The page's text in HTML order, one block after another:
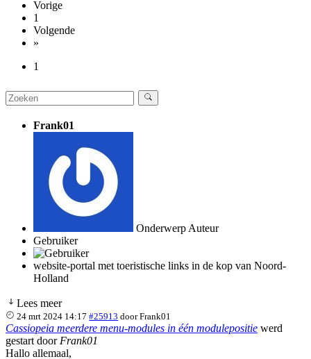
Vorige
1
Volgende
»
1
Frank01
Onderwerp Auteur
Gebruiker
website-portal met toeristische links in de kop van Noord-
Holland
Lees meer
24 mrt 2024 14:17 #25913 doorFrank01
Cassiopeia meerdere menu-modules in één modulepositie werd
gestart door Frank01
Hallo allemaal,